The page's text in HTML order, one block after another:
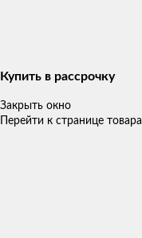
Купить в рассрочку
Закрыть окно
Перейти к странице товара